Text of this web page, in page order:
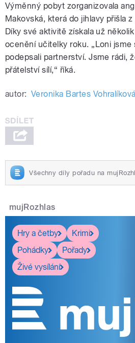
Výměnný pobyt zorganizovala
Makovská, která do jihlavy přišla
Díky své aktivitě získala už
ocenění učitelky roku. „Loni jsme
podepsali partnerství. Jsme rádi,
přátelství sílí,“ říká.
autor: Veronika Bartes Vohralíková
Všechny díly pořadu na
mujRozhlas
Hry a četby
Krimi
Pohádky
Pořady
Živé vysílání